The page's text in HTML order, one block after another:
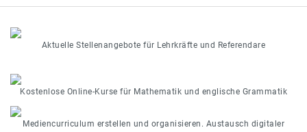
Aktuelle Stellenangebote für Lehrkräfte und Referendare
Kostenlose Online-Kurse für Mathematik und englische Grammatik
Mediencurriculum erstellen und organisieren. Austausch digitaler